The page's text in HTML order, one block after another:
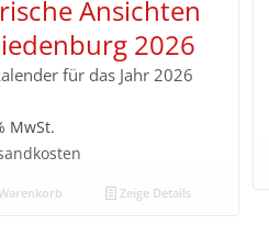
Ansichten
2026
für das Jahr 2026
MwSt.
Zeige Details